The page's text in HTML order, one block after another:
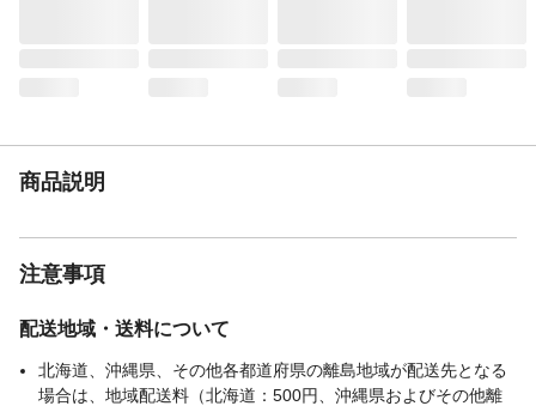
商品説明
注意事項
配送地域・送料について
北海道、沖縄県、その他各都道府県の離島地域が配送先となる
場合は、地域配送料（北海道：500円、沖縄県およびその他離